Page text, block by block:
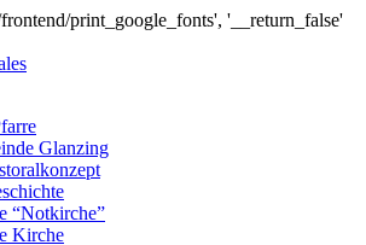
print_google_fonts', '__return_false'
Glanzing
“Notkirche”
Kirche